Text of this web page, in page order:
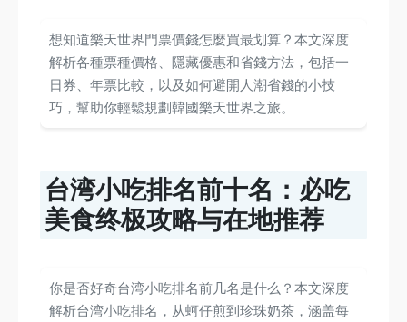
想知道樂天世界門票價錢怎麼買最划算？本文深度
解析各種票種價格、隱藏優惠和省錢方法，包括一
日券、年票比較，以及如何避開人潮省錢的小技
巧，幫助你輕鬆規劃韓國樂天世界之旅。
台湾小吃排名前十名：必吃
美食终极攻略与在地推荐
你是否好奇台湾小吃排名前几名是什么？本文深度
解析台湾小吃排名，从蚵仔煎到珍珠奶茶，涵盖每